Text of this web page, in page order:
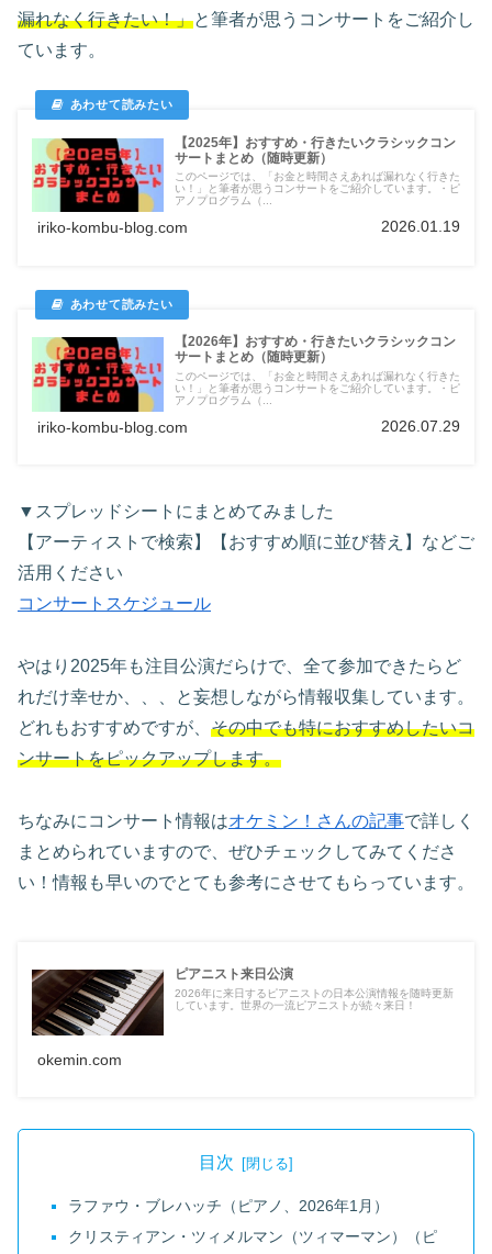
漏れなく行きたい！」と筆者が思うコンサートをご紹介し
ています。
【2025年】おすすめ・行きたいクラシックコン
サートまとめ（随時更新）
このページでは、「お金と時間さえあれば漏れなく行きた
い！」と筆者が思うコンサートをご紹介しています。・ピ
アノプログラム（...
iriko-kombu-blog.com 2026.01.19
【2026年】おすすめ・行きたいクラシックコン
サートまとめ（随時更新）
このページでは、「お金と時間さえあれば漏れなく行きた
い！」と筆者が思うコンサートをご紹介しています。・ピ
アノプログラム（...
iriko-kombu-blog.com 2026.07.29
▼スプレッドシートにまとめてみました
【アーティストで検索】【おすすめ順に並び替え】などご
活用ください
コンサートスケジュール
やはり2025年も注目公演だらけで、全て参加できたらど
れだけ幸せか、、、と妄想しながら情報収集しています。
どれもおすすめですが、 その中でも特におすすめしたいコ
ンサートをピックアップします。
ちなみにコンサート情報はオケミン！さんの記事で詳しく
まとめられていますので、ぜひチェックしてみてくださ
い！情報も早いのでとても参考にさせてもらっています。
ピアニスト来日公演
2026年に来日するピアニストの日本公演情報を随時更新
しています。世界の一流ピアニストが続々来日！
okemin.com
目次
ラファウ・ブレハッチ（ピアノ、2026年1月）
クリスティアン・ツィメルマン（ツィマーマン）（ピ